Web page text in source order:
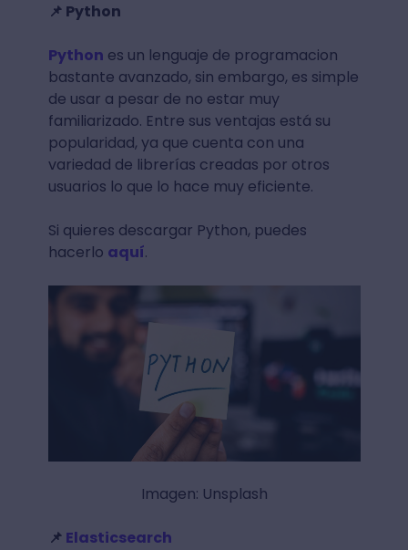
📌 Python
Python es un lenguaje de programacion
bastante avanzado, sin embargo, es simple
de usar a pesar de no estar muy
familiarizado. Entre sus ventajas está su
popularidad, ya que cuenta con una
variedad de librerías creadas por otros
usuarios lo que lo hace muy eficiente.
Si quieres descargar Python, puedes
hacerlo aquí.
Imagen: Unsplash
📌 Elasticsearch